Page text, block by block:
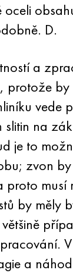
D.
a
protože
vede
na
je to
zvon
musí
by měly
a